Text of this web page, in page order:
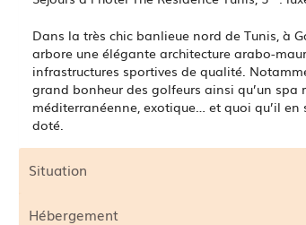
Dans la très chic banlieue nord de Tunis, à
arbore une élégante architecture arabo-
infrastructures sportives de qualité.
grand bonheur des golfeurs ainsi qu’un
méditerranéenne, exotique… et quoi qu’il
doté.
Situation
Hébergement